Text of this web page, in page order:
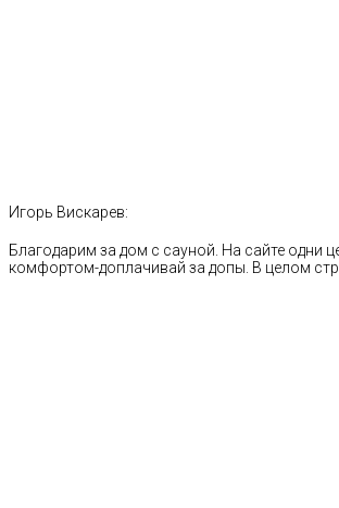
Игорь Вискарев:
Благодарим за дом с сауной. На сайте одни
комфортом-доплачивай за допы. В целом